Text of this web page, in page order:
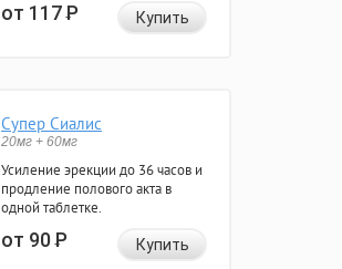
от 117Р Купить
Супер Сиалис
20мг + 60мг
Усиление эрекции до 36 часов и
продление полового акта в
одной таблетке.
от 90Р Купить